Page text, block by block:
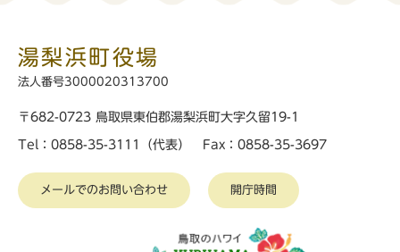
湯梨浜町役場
法人番号3000020313700
〒682-0723 鳥取県東伯郡湯梨浜町大字久留19-1
Tel：0858-35-3111（代表） Fax：0858-35-3697
メールでのお問い合わせ 開庁時間